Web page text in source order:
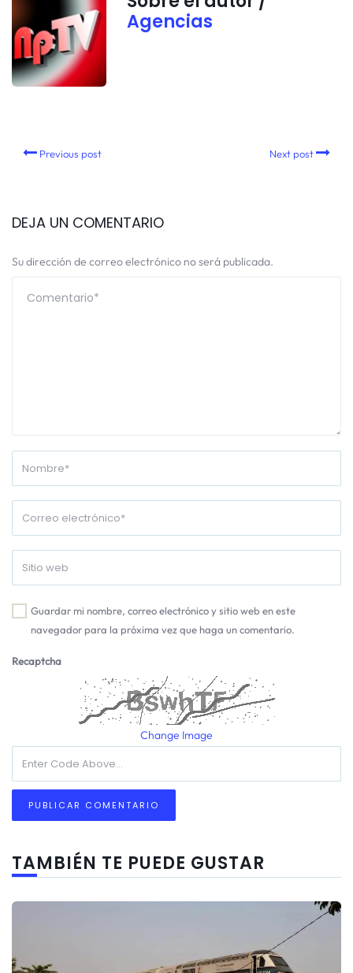
Agencias
Previous post Next post
DEJA UN COMENTARIO
Su dirección de correo electrónico no será publicada.
Guardar mi nombre, correo electrónico y sitio web en este
navegador para la próxima vez que haga un comentario.
Recaptcha
Change Image
TAMBIÉN TE PUEDE GUSTAR